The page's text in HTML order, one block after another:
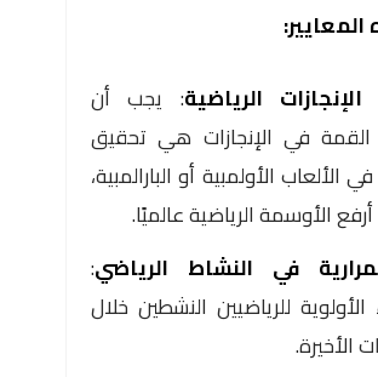
الإنجازات الرياضية: يجب أن
في الإنجازات هي تحقيق
الألعاب الأولمبية أو البارالمبية،
الأوسمة الرياضية عالميًا.
في النشاط الرياضي:
للرياضيين النشطين خلال
الأخيرة.